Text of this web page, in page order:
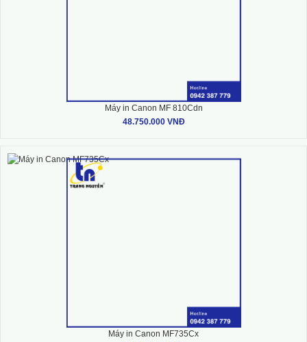
Máy in Canon MF 810Cdn
48.750.000 VNĐ
Máy in Canon MF735Cx